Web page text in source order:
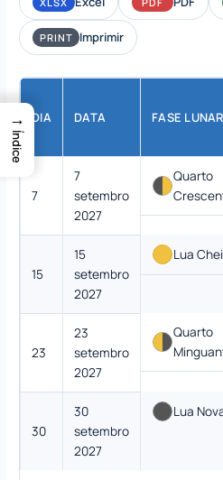
PRINT Imprimir
DIA DATA FASE LUNAR
7
7
setembro
2027
Quarto
15
15
setembro
2027
Lua
23
23
setembro
2027
Quarto
30
30
setembro
2027
Lua
→
Índice